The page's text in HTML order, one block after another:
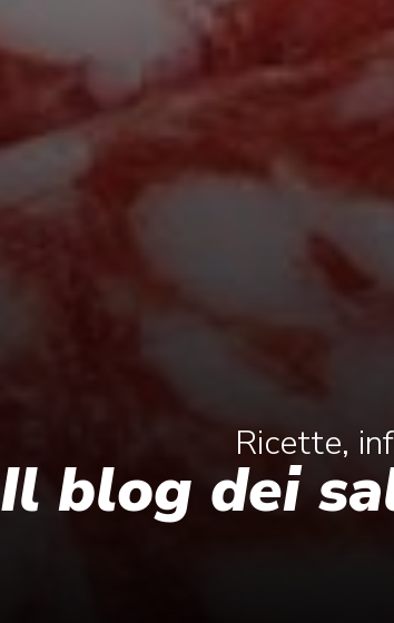
Ricette,
Il blog dei